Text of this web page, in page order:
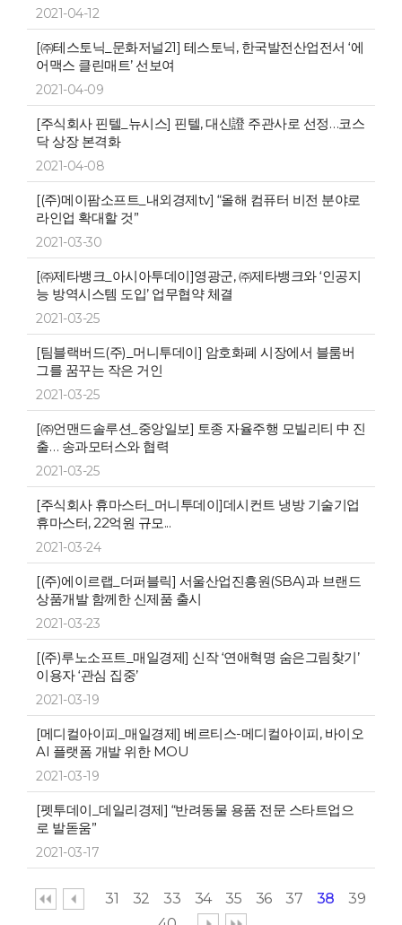
2021-04-12
[㈜테스토닉_문화저널21] 테스토닉, 한국발전산업전서 ‘에
어맥스 클린매트’ 선보여
2021-04-09
[주식회사 핀텔_뉴시스] 핀텔, 대신證 주관사로 선정…코스
닥 상장 본격화
2021-04-08
[(주)메이팜소프트_내외경제tv] “올해 컴퓨터 비전 분야로
라인업 확대할 것”
2021-03-30
[㈜제타뱅크_아시아투데이]영광군, ㈜제타뱅크와 ‘인공지
능 방역시스템 도입’ 업무협약 체결
2021-03-25
[팀블랙버드(주)_머니투데이] 암호화폐 시장에서 블룸버
그를 꿈꾸는 작은 거인
2021-03-25
[㈜언맨드솔루션_중앙일보] 토종 자율주행 모빌리티 中 진
출… 송과모터스와 협력
2021-03-25
[주식회사 휴마스터_머니투데이]데시컨트 냉방 기술기업
휴마스터, 22억원 규모...
2021-03-24
[(주)에이르랩_더퍼블릭] 서울산업진흥원(SBA)과 브랜드
상품개발 함께한 신제품 출시
2021-03-23
[(주)루노소프트_매일경제] 신작 ‘연애혁명 숨은그림찾기’
이용자 ‘관심 집중’
2021-03-19
[메디컬아이피_매일경제] 베르티스-메디컬아이피, 바이오
AI 플랫폼 개발 위한 MOU
2021-03-19
[펫투데이_데일리경제] “반려동물 용품 전문 스타트업으
로 발돋움”
2021-03-17
31 32 33 34 35 36 37 38
39